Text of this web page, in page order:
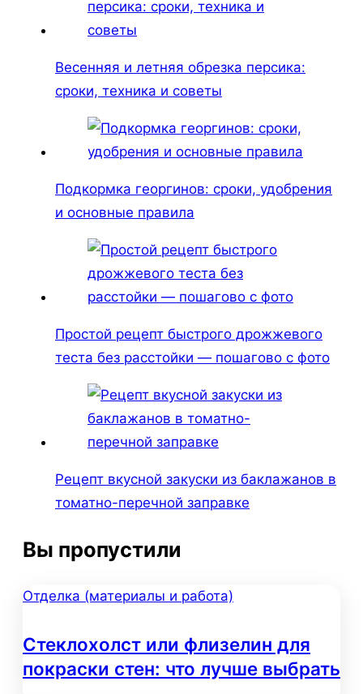
Весенняя и летняя обрезка персика:
сроки, техника и советы
Подкормка георгинов: сроки, удобрения
и основные правила
Простой рецепт быстрого дрожжевого
теста без расстойки — пошагово с фото
Рецепт вкусной закуски из баклажанов в
томатно-перечной заправке
Вы пропустили
Отделка (материалы и работа)
Стеклохолст или флизелин для
покраски стен: что лучше выбрать